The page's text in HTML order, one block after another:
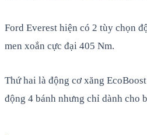
Ford Everest hiện có 2 tùy chọn
men xoắn cực đại 405 Nm.
Thứ hai là động cơ xăng
động 4 bánh nhưng chỉ dành cho